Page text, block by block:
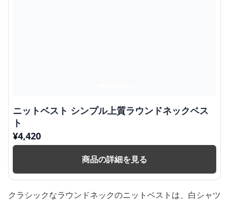
ニットベスト シンプル上質ラウンドネックベス
ト
¥4,420
商品の詳細を見る
クラシックなラウンドネックのニットベストは、白シャツ